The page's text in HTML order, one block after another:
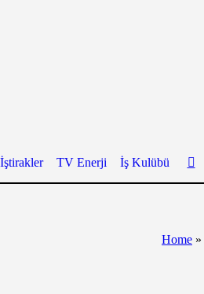
TV Enerji İş Kulübü
Home »